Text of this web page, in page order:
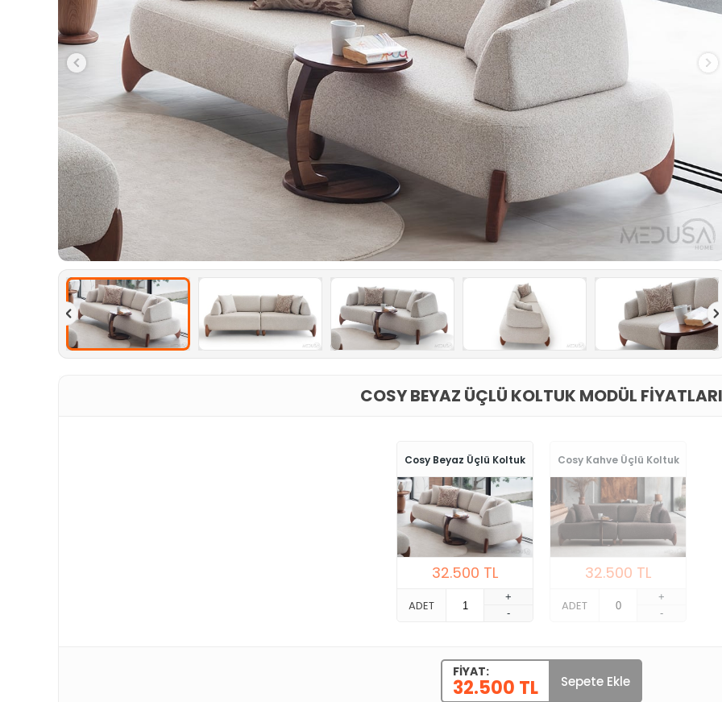
COSY BEYAZ ÜÇLÜ KOLTUK MODÜL FIYATLARI
Cosy Beyaz Üçlü Koltuk
32.500 TL
ADET
+
-
Cosy Kahve Üçlü Koltuk
32.500 TL
ADET
+
-
FIYAT:
32.500 TL Sepete Ekle